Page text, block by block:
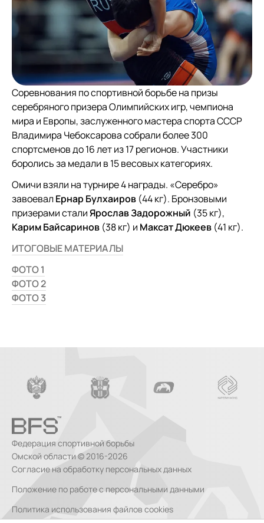
Соревнования по спортивной борьбе на призы
серебряного призера Олимпийских игр, чемпиона
мира и Европы, заслуженного мастера спорта СССР
Владимира Чебоксарова собрали более 300
спортсменов до 16 лет из 17 регионов. Участники
боролись за медали в 15 весовых категориях.
Омичи взяли на турнире 4 награды. «Серебро»
завоевалЕрнар Булхаиров (44 кг). Бронзовыми
призерами сталиЯрослав Задорожный (35 кг),
Карим Байсаринов (38 кг) и Максат Дюкеев (41 кг).
ИТОГОВЫЕ МАТЕРИАЛЫ
ФОТО 1
ФОТО 2
ФОТО 3
Федерация спортивной борьбы
Омской области © 2016-2026
Согласие на обработку персональных данных
Положение по работе с персональными данными
Политика использования файлов cookies